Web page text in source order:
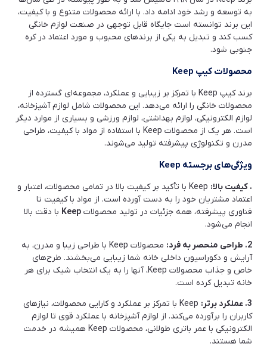
1404-07-14
خرید و بهترین قیمت بازار
1404-07-14
یونیک
1404-07-14
معرفی برند ABIR و ربات هوشمند شستشوی
شیشه این برند
معرفی برند و محصولات نیک گستر آرجی +
بهترین قیمت بازار
1404-07-14
معرفی برند تاکنوگلد TachnoGold و محصولات
پرفروش این برند
1404-07-14
به توسعه و رشد خود ادامه داد. با ارائه محصولات متنوع و با کیفیت،
این برند توانسته است جایگاه قابل توجهی در صنعت لوازم خانگی
کسب کند و تبدیل به یکی از برندهای محبوب و مورد اعتماد در کره
جنوبی شود.
محصولات کیپ Keep
برند کیپ Keep با تمرکز بر زیبایی و عملکرد، مجموعه‌ای گسترده از
محصولات خانگی را ارائه می‌دهد. این محصولات شامل لوازم آشپزخانه،
لوازم الکترونیکی، لوازم بهداشتی، لوازم ورزشی و بسیاری از موارد دیگر
است. هر یک از محصولات Keep با استفاده از مواد با کیفیت، طراحی
مدرن و تکنولوژی پیشرفته تولید می‌شوند.
ویژگی‌های برجسته Keep
. کیفیت بالا:
Keep با تأکید بر کیفیت بالا در تمامی محصولات، اعتبار و
اعتماد مشتریان خود را به دست آورده است. از مواد با کیفیت تا
فناوری پیشرفته، همه جزئیات در تولید محصولات Keep با دقت بالا
انجام می‌شود.
2. طراحی منحصر به فرد:
محصولات Keep با طراحی زیبا و مدرن، به
آرایش و دکوراسیون داخلی خانه شما زیبایی می‌بخشند. طرح‌های
خاص و جذاب محصولات Keep، آنها را به یک انتخاب شیک برای هر
خانه تبدیل کرده است.
3. عملکرد برتر:
Keep با تمرکز بر عملکرد و کارایی محصولات، نیازهای
کاربران را برآورده می‌کند. از لوازم آشپزخانه با عملکرد قوی تا لوازم
الکترونیکی با عمر باتری طولانی، محصولات Keep همیشه در خدمت
شما هستند.